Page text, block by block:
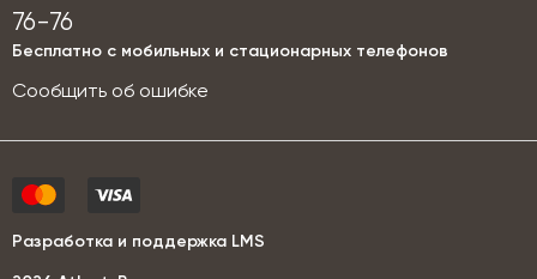
76-76
Бесплатно с мобильных и стационарных телефонов
Сообщить об ошибке
Разработка и поддержка LMS